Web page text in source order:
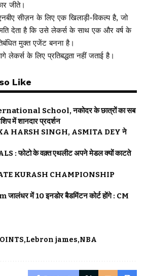
जीते।
सीज़न के लिए एक खिलाड़ी-विकल्प है, जो
देता है कि उसे लेकर्स के साथ एक और वर्ष के
मुक्त एजेंट बनना है।
लेकर्स के लिए प्रतिबद्धता नहीं जताई है।
Like
School, नकोदर के छात्रों का सब
में शानदार प्रदर्शन
HARSH SINGH, ASMITA DEY ने
: फोटो के वक़्त एथलीट अपने मेडल क्यों काटते
KURASH CHAMPIONSHIP
में 10 इनडोर बैडमिंटन कोर्ट होंगे : CM
Lebron james NBA